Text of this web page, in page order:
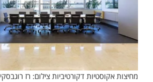
מחיצות אקוסטיות דקורטיביות צילום: רז רוגבסקי